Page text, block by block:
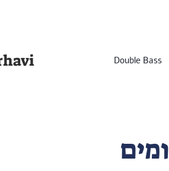
Double Bass
– רישומים